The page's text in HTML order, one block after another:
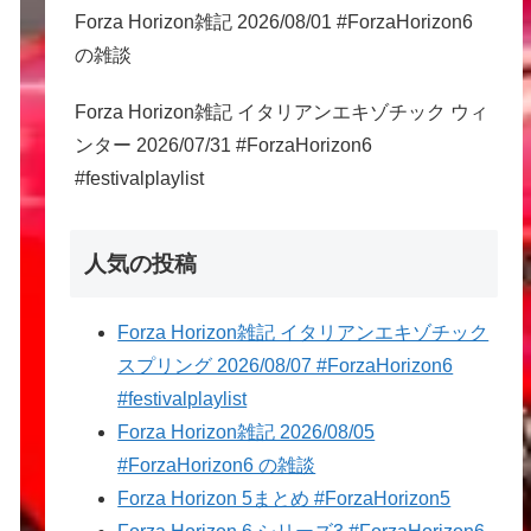
Forza Horizon雑記 2026/08/01 #ForzaHorizon6
の雑談
Forza Horizon雑記 イタリアンエキゾチック ウィ
ンター 2026/07/31 #ForzaHorizon6
#festivalplaylist
人気の投稿
Forza Horizon雑記 イタリアンエキゾチック
スプリング 2026/08/07 #ForzaHorizon6
#festivalplaylist
Forza Horizon雑記 2026/08/05
#ForzaHorizon6 の雑談
Forza Horizon 5まとめ #ForzaHorizon5